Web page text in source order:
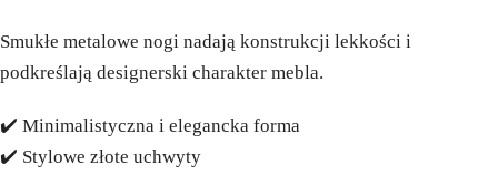
Smukłe metalowe nogi nadają konstrukcji lekkości i
podkreślają designerski charakter mebla.
✔️ Minimalistyczna i elegancka forma
✔️ Stylowe złote uchwyty